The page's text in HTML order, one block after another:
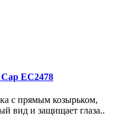
EC2478
с прямым козырьком,
вид и защищает глаза..